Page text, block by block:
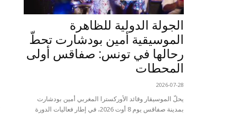
الجولة الدولية للظاهرة
الموسيقية أمين بودشارت تحطّ
رحالها في تونس: صفاقس أولى
المحطات
2026-07-28
يحلّ الموسيقار وقائد الأوركسترا المغربي أمين بودشارت
بمدينة صفاقس يوم 8 أوت 2026، في إطار فعاليات الدورة